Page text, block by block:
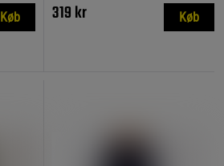
Køb 319 kr Køb